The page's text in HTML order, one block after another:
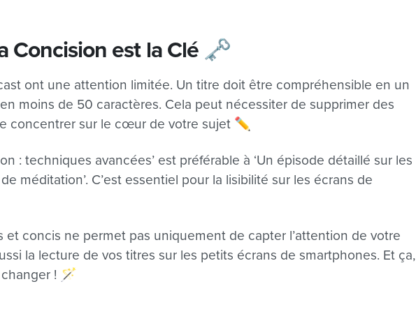
Concision est la Clé 🗝️
ont une attention limitée. Un titre doit être compréhensible en un
moins de 50 caractères. Cela peut nécessiter de supprimer des
concentrer sur le cœur de votre sujet ✏️
: techniques avancées’ est préférable à ‘Un épisode détaillé sur les
méditation’. C’est essentiel pour la lisibilité sur les écrans de
et concis ne permet pas uniquement de capter l’attention de votre
la lecture de vos titres sur les petits écrans de smartphones. Et ça,
! 🪄